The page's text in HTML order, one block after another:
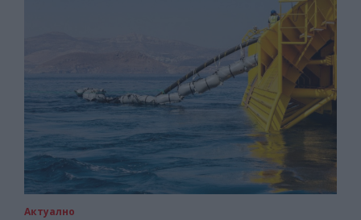
Актуално